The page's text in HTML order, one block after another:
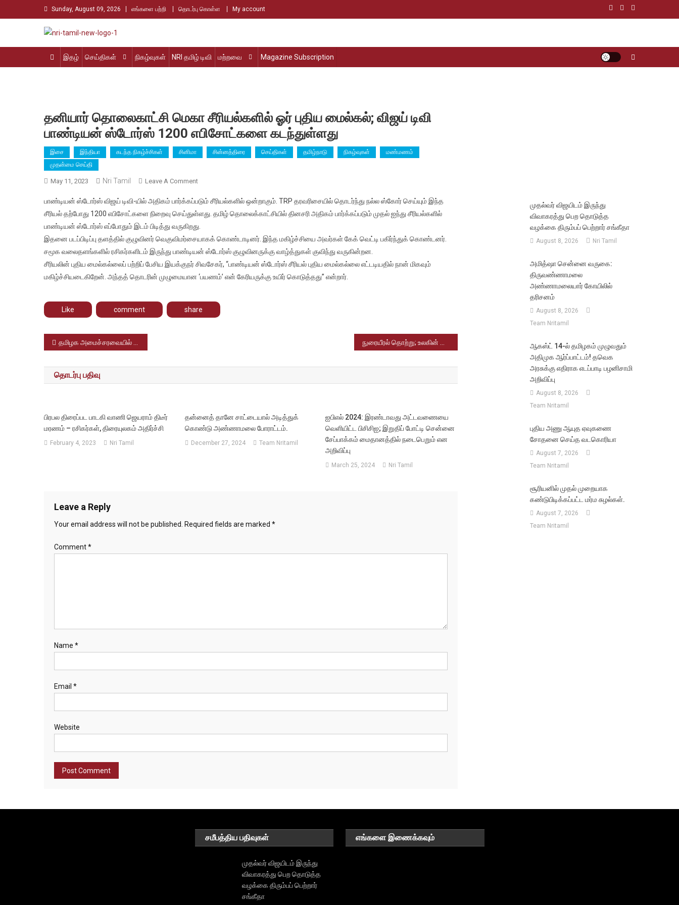
to
Sunday, August 09, 2026 எங்களை பற்றி தொடர்பு கொள்ள My account
Nri Tamil
உலக தமிழர்களின் உரத்த குரல்
இதழ்
செய்திகள் நிகழ்வுகள் NRI தமிழ் டிவி மற்றவை Magazine Subscription
தனியார் தொலைகாட்சி மெகா சீரியல்களில் ஓர் புதிய மைல்கல்; விஜய் டிவி
பாண்டியன் ஸ்டோர்ஸ் 1200 எபிசோட்களை கடந்துள்ளது
இசை இந்தியா கடந்த நிகழ்ச்சிகள் சினிமா சின்னத்திரை செய்திகள் தமிழ்நாடு நிகழ்வுகள்
மண்மணம்
முதன்மை செய்தி
May 11, 2023 Nri Tamil Leave A CommentOn
தொலைகாட்சி
மெகா
சீரியல்களில்
ஓர்
புதிய
மைல்கல்;
விஜய்
ஸ்டோர்ஸ்
1200
பாண்டியன் ஸ்டோர்ஸ் விஜய் டிவி-யில் அதிகம் பார்க்கப்படும் சீரியல்களில் ஒன்றாகும். TRP தரவரிசையில் தொடர்ந்து நல்ல ஸ்கோர் செய்யும் இந்த
சீரியல் தற்போது 1200 எபிசோட்களை நிறைவு செய்துள்ளது. தமிழ் தொலைக்காட்சியில் தினசரி அதிகம் பார்க்கப்படும் முதல் ஐந்து சீரியல்களில்
பாண்டியன் ஸ்டோர்ஸ் எப்போதும் இடம் பிடித்து வருகிறது.
இதனை படப்பிடிப்பு தளத்தில் குழுவினர் வெகுவிமர்சையாகக் கொண்டாடினர். இந்த மகிழ்ச்சியை அவர்கள் கேக் வெட்டி பகிர்ந்துக் கொண்டனர்.
சமூக வலைதளங்களில் ரசிகர்களிடம் இருந்து பாண்டியன் ஸ்டோர்ஸ் குழுவினருக்கு வாழ்த்துகள் குவிந்து வருகின்றன.
சீரியலின் புதிய மைல்கல்லைப் பற்றிப் பேசிய இயக்குநர் சிவசேகர், “பாண்டியன் ஸ்டோர்ஸ் சீரியல் புதிய மைல்கல்லை எட்டடியதில் நான் மிகவும்
மகிழ்ச்சியடைகிறேன். அந்தத் தொடரின் முழுமையான ‘பயணம்’ என் கேரியருக்கு உயிர் கொடுத்தது” என்றார்.
Like comment share
Post
navigation
தமிழக அமைச்சரவையில் மாற்றம்; மன்னார்குடி எம்எல்ஏ டிஆர்பி. ராஜா புதிய அமைச்சராக பொறுப்பேற்பு
தொடர்பு பதிவு
பிரபல திரைப்பட பாடகி வாணி ஜெயராம் திடீர்
மரணம் – ரசிகர்கள், திரையுலகம் அதிர்ச்சி
February 4, 2023 Nri Tamil
தன்னைத் தானே சாட்டையால் அடித்துக்
கொண்டு அண்ணாமலை போராட்டம்.
December 27, 2024 Team Nritamil
ஐபிஎல் 2024: இரண்டாவது அட்டவணையை
வெளியிட்ட பிசிசிஐ; இறுதிப் போட்டி சென்னை
சேப்பாக்கம் மைதானத்தில் நடைபெறும் என
அறிவிப்பு
March 25, 2024 Nri Tamil
Leave a Reply
Your email address will not be published. Required fields are marked *
Comment*
Name *
Email *
Website
முதல்வர் விஜயிடம் இருந்து
விவாகரத்து பெற தொடுத்த
வழக்கை திரும்பப் பெற்றார் சங்கீதா
August 8, 2026 Nri Tamil
அமித்ஷா சென்னை வருகை:
திருவண்ணாமலை
அண்ணாமலையார் கோயிலில்
தரிசனம்
August 8, 2026
Team Nritamil
ஆகஸ்ட் 14-ல் தமிழகம் முழுவதும்
அதிமுக ஆர்ப்பாட்டம்! தவெக
அரசுக்கு எதிராக எடப்பாடி பழனிசாமி
அறிவிப்பு
August 8, 2026
Team Nritamil
புதிய அணு ஆயுத ஏவுகணை
சோதனை செய்த வடகொரியா
August 7, 2026
Team Nritamil
சூரியனில் முதல் முறையாக
கண்டுபிடிக்கப்பட்ட மர்ம சுழல்கள்.
August 7, 2026
Team Nritamil
சமீபத்திய பதிவுகள்
முதல்வர் விஜயிடம் இருந்து
விவாகரத்து பெற தொடுத்த
வழக்கை திரும்பப் பெற்றார்
சங்கீதா
எங்களை இணைக்கவும்